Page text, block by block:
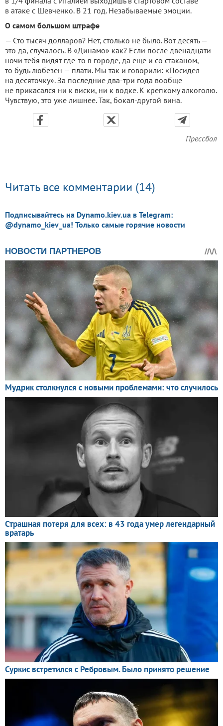
в атаке с Шевченко. В 21 год. Незабываемые эмоции.
О самом большом штрафе
— Сто тысяч долларов? Нет, столько не было. Вот десять —
это да, случалось. В «Динамо» как? Если после двенадцати
ночи тебя видят где-то в городе, да еще и со стаканом,
то будь любезен — плати. Мы так и говорили: «Посидел
на десяточку». За последние два-три года вообще
не прикасался ни к виски, ни к водке. К крепкому алкоголю.
Чувствую, это уже лишнее. Так, бокал-другой вина.
Прессбол
Читать все комментарии (14)
Подписывайтесь на Dynamo.kiev.ua в Telegram:
@dynamo_kiev_ua! Только самые горячие новости